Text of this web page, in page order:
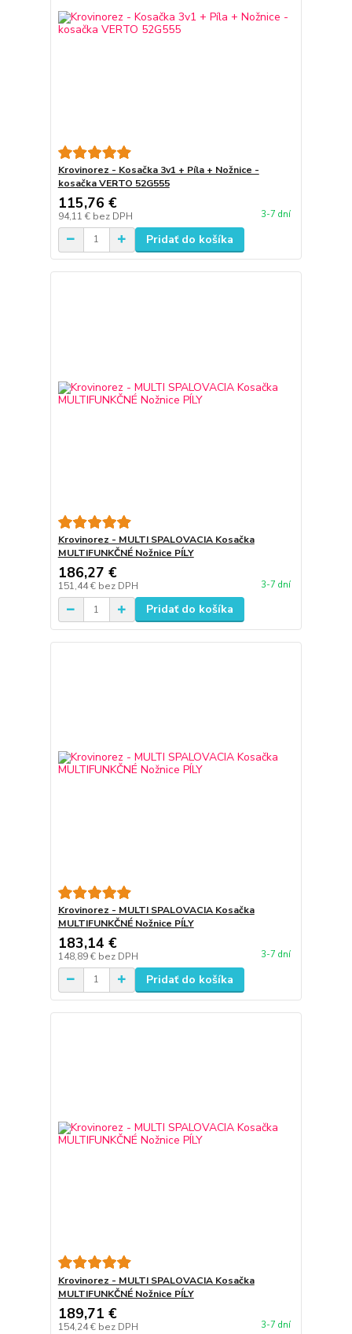
Krovinorez - Kosačka 3v1 + Píla + Nožnice -
kosačka VERTO 52G555
115,76 €
94,11 € bez DPH 3-7 dní
Pridať do košíka
Krovinorez - MULTI SPALOVACIA Kosačka
MULTIFUNKČNÉ Nožnice PÍLY
186,27 €
151,44 € bez DPH 3-7 dní
Pridať do košíka
Krovinorez - MULTI SPALOVACIA Kosačka
MULTIFUNKČNÉ Nožnice PÍLY
183,14 €
148,89 € bez DPH 3-7 dní
Pridať do košíka
Krovinorez - MULTI SPALOVACIA Kosačka
MULTIFUNKČNÉ Nožnice PÍLY
189,71 €
154,24 € bez DPH 3-7 dní